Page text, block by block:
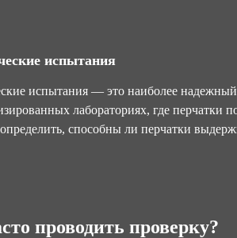
испытания
испытания — это наиболее
лабораториях, где перчатки
способны ли перчатки
проводить проверку?